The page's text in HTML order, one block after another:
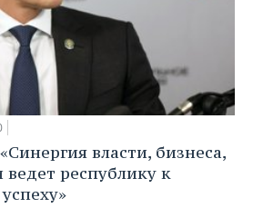
власти, бизнеса,
республику к